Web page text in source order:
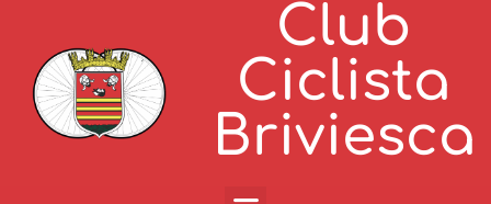
Club
Ciclista
Briviesca